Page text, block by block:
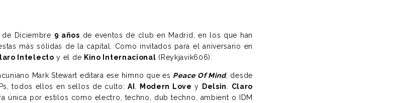
de Diciembre 9 años de eventos de club en Madrid, en los que han
más sólidas de la capital. Como invitados para el aniversario en
Intelecto y el de Kino Internacional (Reykjavik606).
Mark Stewart editara ese himno que es Peace Of Mind, desde
todos ellos en sellos de culto:AI , Modern Love y Delsin. Claro
única por estilos como electro, techno, dub techno, ambient o IDM